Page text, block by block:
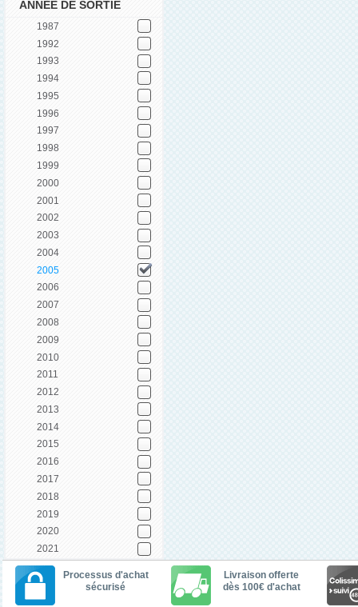
ANNÉE DE SORTIE
1987
1992
1993
1994
1995
1996
1997
1998
1999
2000
2001
2002
2003
2004
2005
2006
2007
2008
2009
2010
2011
2012
2013
2014
2015
2016
2017
2018
2019
2020
2021
Processus d'achat
sécurisé
Livraison offerte
dès 100€ d'achat